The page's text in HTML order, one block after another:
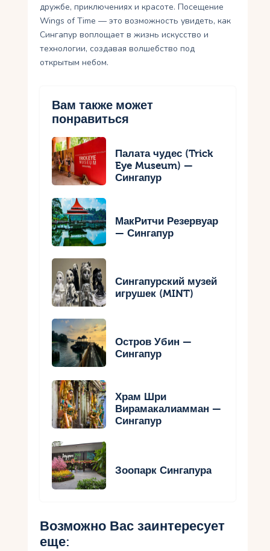
дружбе, приключениях и красоте. Посещение
Wings of Time — это возможность увидеть, как
Сингапур воплощает в жизнь искусство и
технологии, создавая волшебство под
открытым небом.
Вам также может
понравиться
Палата чудес (Trick
Eye Museum) —
Сингапур
МакРитчи Резервуар
— Сингапур
Сингапурский музей
игрушек (MINT)
Остров Убин —
Сингапур
Храм Шри
Вирамакалиамман —
Сингапур
Зоопарк Сингапура
Возможно Вас заинтересует
еще: